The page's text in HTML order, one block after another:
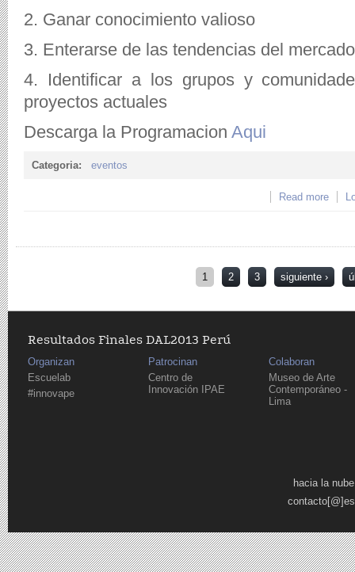
2. Ganar conocimiento valioso
3. Enterarse de las tendencias del mercado
4. Identificar a los grupos y
proyectos actuales
Descarga la Programacion Aqui
Categoria: eventos
Read more
1 2 3 siguiente ›
Resultados Finales DAL2013 Perú
Organizan
Escuelab
#innovape
Patrocinan
Centro de
Innovación IPAE
Colaboran
Museo de Arte
Contemporáneo -
Lima
hacia la